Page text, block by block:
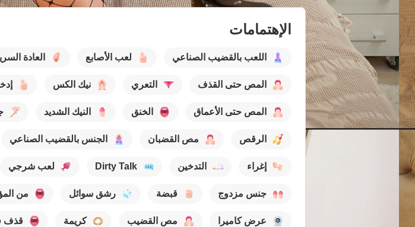
الإهتمامات
اللعب بالقضيب الصناعي لعب الأصابع العادة
المص حتى القذف التعري نيك الكس
المص حتى الأعماق الخنق النيك الشديد
الرقص مص القضبان الجنس بالقضيب الصناعي
إغراء التدخين Dirty Talk لعب شرجي
جنس مزدوج قبضة رشق سوائل من
عرض كاميرا مص القضيب كريمة قذف